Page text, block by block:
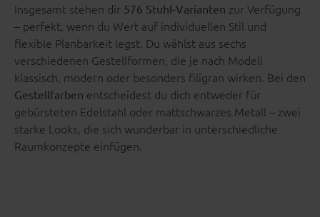
Insgesamt stehen dir 576 Stuhl-Varianten zur Verfügung
– perfekt, wenn du Wert auf individuellen Stil und
flexible Planbarkeit legst. Du wählst aus sechs
verschiedenen Gestellformen, die je nach Modell
klassisch, modern oder besonders filigran wirken. Bei den
Gestellfarben entscheidest du dich entweder für
gebürsteten Edelstahl oder mattschwarzes Metall – zwei
starke Looks, die sich wunderbar in unterschiedliche
Raumkonzepte einfügen.